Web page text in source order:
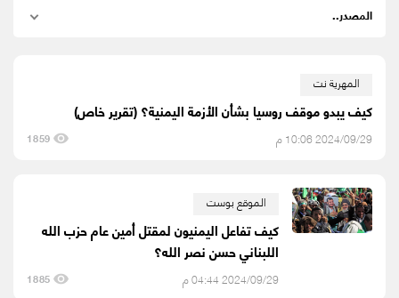
المهرية نت
كيف يبدو موقف روسيا بشأن الأزمة اليمنية؟ (تقرير خاص)
2024/09/29 10:06 م 1859
الموقع بوست
كيف تفاعل اليمنيون لمقتل أمين عام حزب الله
اللبناني حسن نصر الله؟
2024/09/29 04:44 م 1885